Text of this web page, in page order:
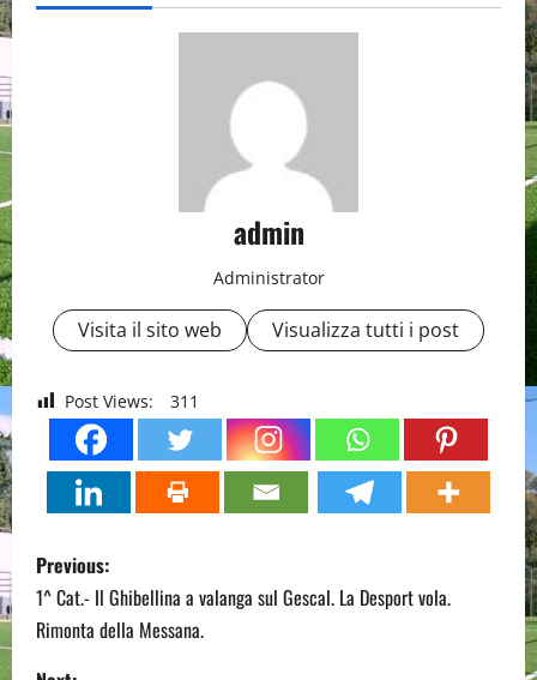
admin
Administrator
Visita il sito web Visualizza tutti i post
Post Views: 311
P
o
s
Previous:
1^ Cat.- Il Ghibellina a valanga sul Gescal. La Desport vola.
Rimonta della Messana.